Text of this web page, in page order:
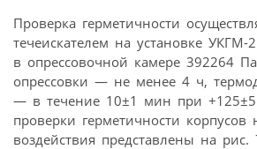
Проверка герметичности
течеискателем на установке УКГМ-
в опрессовочной камере 392264
опрессовки — не менее 4 ч,
— в течение 10±1 мин при +125±5
проверки герметичности корпусов
воздействия представлены на рис.